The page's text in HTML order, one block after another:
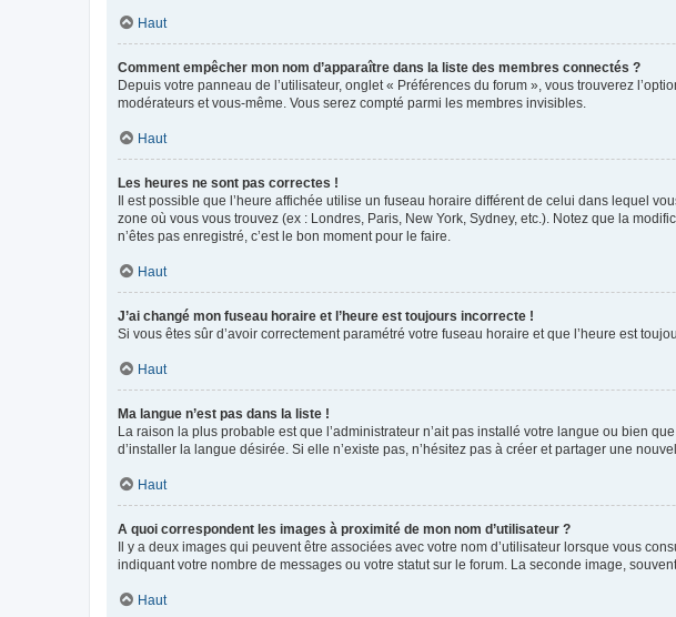
Haut
Comment empêcher mon nom d’apparaître dans la liste des membres connectés ?
Depuis votre panneau de l’utilisateur, onglet « Préférences du forum », vous trouverez
modérateurs et vous-même. Vous serez compté parmi les membres invisibles.
Haut
Les heures ne sont pas correctes !
Il est possible que l’heure affichée utilise un fuseau horaire différent de celui dans lequel
zone où vous vous trouvez (ex : Londres, Paris, New York, Sydney, etc.). Notez que la
n’êtes pas enregistré, c’est le bon moment pour le faire.
Haut
J’ai changé mon fuseau horaire et l’heure est toujours incorrecte !
Si vous êtes sûr d’avoir correctement paramétré votre fuseau horaire et que l’heure est
Haut
Ma langue n’est pas dans la liste !
La raison la plus probable est que l’administrateur n’ait pas installé votre langue ou bien
d’installer la langue désirée. Si elle n’existe pas, n’hésitez pas à créer et partager une
Haut
A quoi correspondent les images à proximité de mon nom d’utilisateur ?
Il y a deux images qui peuvent être associées avec votre nom d’utilisateur lorsque vous
indiquant votre nombre de messages ou votre statut sur le forum. La seconde image,
Haut